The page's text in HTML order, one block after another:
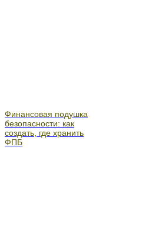
Финансовая подушка
безопасности: как
создать, где хранить
ФПБ